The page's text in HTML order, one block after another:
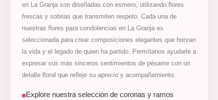
en La Granja son diseñadas con esmero, utilizando flores
frescas y sobrias que transmiten respeto. Cada una de
nuestras flores para condolencias en La Granja es
seleccionada para crear composiciones elegantes que honran
la vida y el legado de quien ha partido. Permítanos ayudarle a
expresar sus más sinceros sentimientos de pésame con un
detalle floral que refleje su aprecio y acompañamiento.
Explore nuestra selección de coronas y ramos